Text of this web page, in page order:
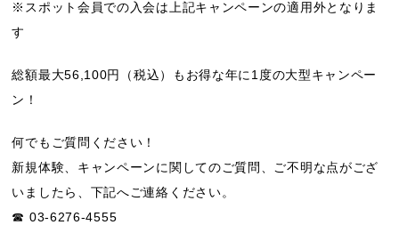
※スポット会員での入会は上記キャンペーンの適用外となりま
す
総額最大56,100円（税込）もお得な年に1度の大型キャンペー
ン！
何でもご質問ください！
新規体験、キャンペーンに関してのご質問、ご不明な点がござ
いましたら、下記へご連絡ください。
☎ 03-6276-4555